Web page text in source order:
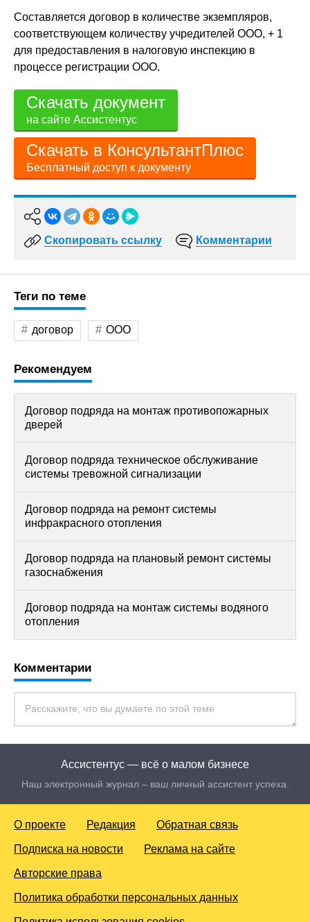
Составляется договор в количестве экземпляров,
соответствующем количеству учредителей ООО, + 1
для предоставления в налоговую инспекцию в
процессе регистрации ООО.
Скачать документ
на сайте Ассистентус
Скачать в КонсультантПлюс
Бесплатный доступ к документу
Скопировать ссылку Комментарии
Теги по теме
договор ООО
Рекомендуем
Договор подряда на монтаж противопожарных
дверей
Договор подряда техническое обслуживание
системы тревожной сигнализации
Договор подряда на ремонт системы
инфракрасного отопления
Договор подряда на плановый ремонт системы
газоснабжения
Договор подряда на монтаж системы водяного
отопления
Комментарии
Ассистентус — всё о малом бизнесе
Наш электронный журнал – ваш личный ассистент успеха.
О проекте Редакция Обратная связь
Подписка на новости Реклама на сайте
Авторские права
Политика обработки персональных данных